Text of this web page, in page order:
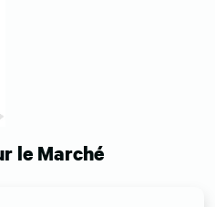
le Marché